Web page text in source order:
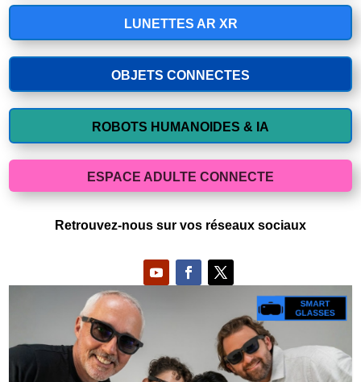
LUNETTES AR XR
OBJETS CONNECTES
ROBOTS HUMANOIDES & IA
ESPACE ADULTE CONNECTE
Retrouvez-nous sur vos réseaux sociaux